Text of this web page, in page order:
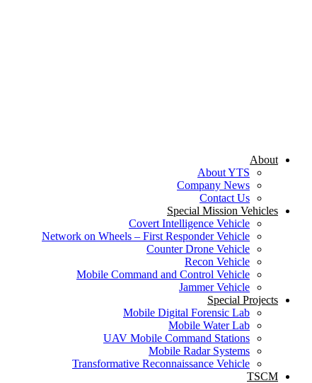
About
About YTS
Company News
Contact Us
Special Mission Vehicles
Covert Intelligence Vehicle
Network on Wheels – First Responder Vehicle
Counter Drone Vehicle
Recon Vehicle‭
Mobile Command and Control Vehicle
Jammer Vehicle
Special Projects
Mobile Digital Forensic Lab
Mobile Water Lab
UAV Mobile Command Stations
Mobile Radar Systems
Transformative Reconnaissance Vehicle
TSCM